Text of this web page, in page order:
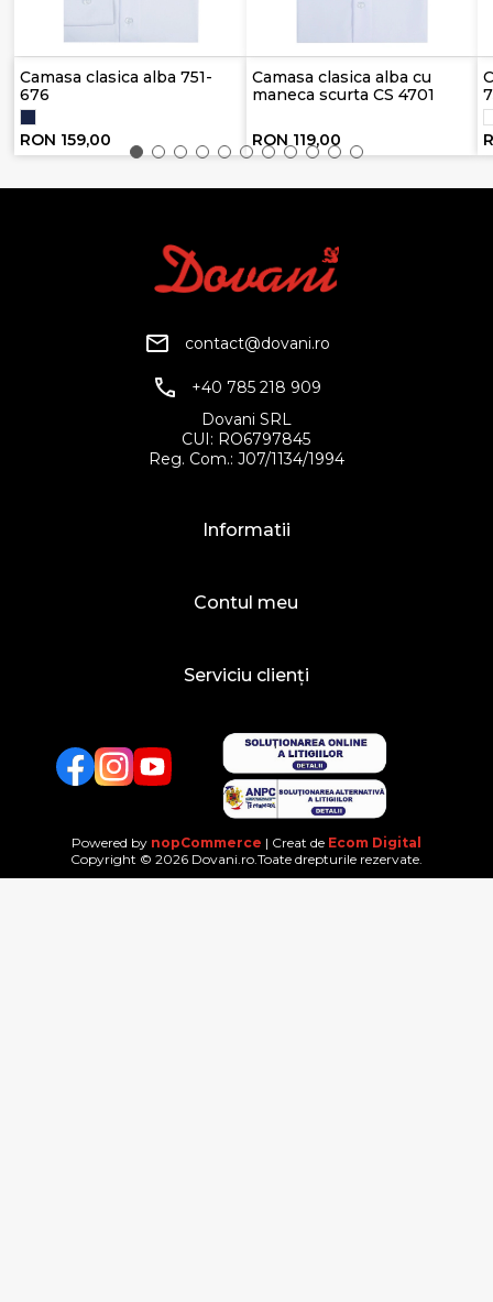
Camasa clasica alba 751-
676
RON 159,00
Camasa clasica alba cu
maneca scurta CS 4701
RON 119,00
contact@dovani.ro
+40 785 218 909
Dovani SRL
CUI: RO6797845
Reg. Com.: J07/1134/1994
Informatii
Contul meu
Serviciu clienți
FacebookTwitterYouTube
Powered by nopCommerce | Creat de Ecom Digital
Copyright © 2026 Dovani.ro.Toate drepturile rezervate.